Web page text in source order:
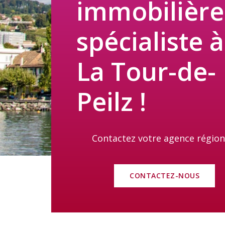
immobilière
spécialiste à
La Tour-de-
Peilz !
Contactez votre agence
CONTACTEZ-NOUS